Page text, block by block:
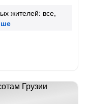
жителей: все,